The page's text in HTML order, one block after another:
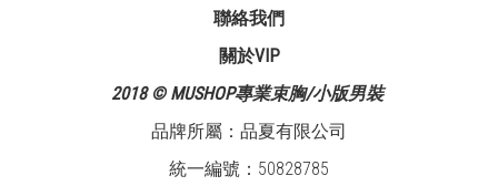
聯絡我們
關於VIP
2018 © MUSHOP專業束胸/小版男裝
品牌所屬：品夏有限公司
統一編號：50828785